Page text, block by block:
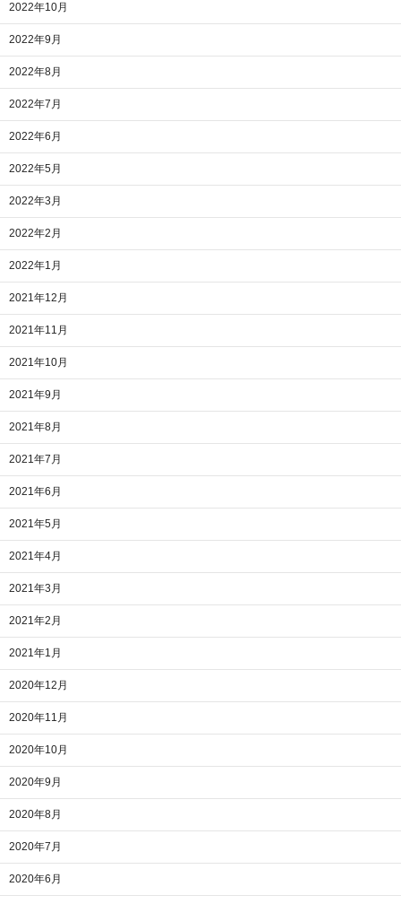
2022年10月
2022年9月
2022年8月
2022年7月
2022年6月
2022年5月
2022年3月
2022年2月
2022年1月
2021年12月
2021年11月
2021年10月
2021年9月
2021年8月
2021年7月
2021年6月
2021年5月
2021年4月
2021年3月
2021年2月
2021年1月
2020年12月
2020年11月
2020年10月
2020年9月
2020年8月
2020年7月
2020年6月